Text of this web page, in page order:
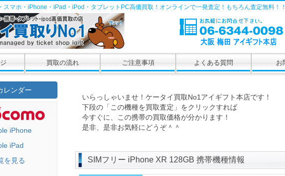
スマホ・iPhone・iPad・iPod・タブレットPC高価買取！オンラインで一発査定！もちろん査定無料！！
買取の流れ ご注意事項 よくある質問 お
いらっしゃいませ！ケータイ買取No1アイギフト本店です！
下段の「この機種を買取査定」をクリックすれば
今すぐに、この携帯の買取価格が分かります！
是非、是非お気軽にどうぞ＾＾
SIMフリー iPhone XR 128GB 携帯機種情報
レンダー
iPhone
iPad
を見る